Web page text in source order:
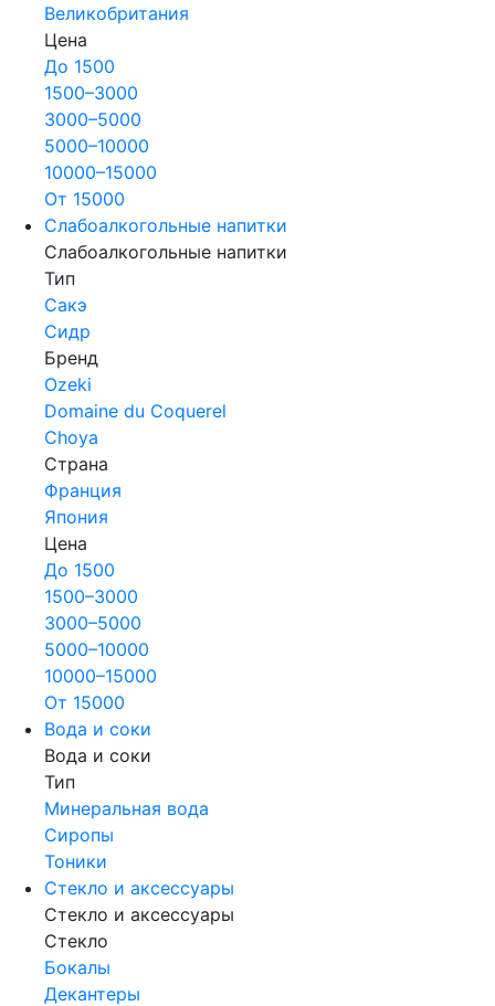
Великобритания
Цена
До 1500
1500–3000
3000–5000
5000–10000
10000–15000
От 15000
Слабоалкогольные напитки
Слабоалкогольные напитки
Тип
Сакэ
Сидр
Бренд
Ozeki
Domaine du Coquerel
Choya
Страна
Франция
Япония
Цена
До 1500
1500–3000
3000–5000
5000–10000
10000–15000
От 15000
Вода и соки
Вода и соки
Тип
Минеральная вода
Сиропы
Тоники
Стекло и аксессуары
Стекло и аксессуары
Стекло
Бокалы
Декантеры